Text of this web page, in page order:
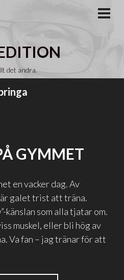
det andra.
GYMMET
en vacker dag. Av
galet trist att träna.
känslan som alla tjatar om.
muskel, eller bli hög av
Va fan – jag tränar för att